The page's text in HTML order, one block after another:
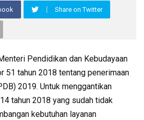
Share on Twitter
Pendidikan dan Kebudayaan
51 tahun 2018 tentang penerimaan
2019. Untuk menggantikan
tahun 2018 yang sudah tidak
kebutuhan layanan